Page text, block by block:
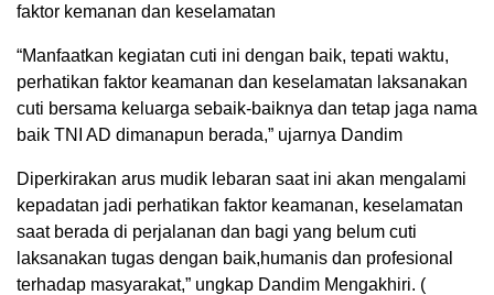
faktor kemanan dan keselamatan
“Manfaatkan kegiatan cuti ini dengan baik, tepati waktu,
perhatikan faktor keamanan dan keselamatan laksanakan
cuti bersama keluarga sebaik-baiknya dan tetap jaga nama
baik TNI AD dimanapun berada,” ujarnya Dandim
Diperkirakan arus mudik lebaran saat ini akan mengalami
kepadatan jadi perhatikan faktor keamanan, keselamatan
saat berada di perjalanan dan bagi yang belum cuti
laksanakan tugas dengan baik,humanis dan profesional
terhadap masyarakat,” ungkap Dandim Mengakhiri. (